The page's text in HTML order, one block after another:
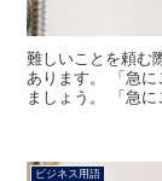
難しいことを頼む
あります。 「急
ましょう。 「急
ビジネス用語